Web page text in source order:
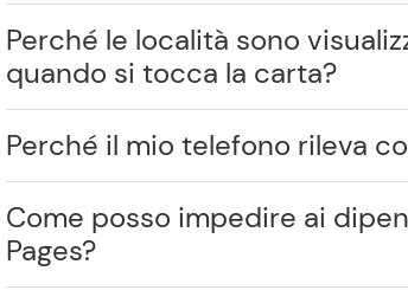
Perché le località sono
quando si tocca la carta?
Perché il mio telefono rileva
Come posso impedire ai
Pages?